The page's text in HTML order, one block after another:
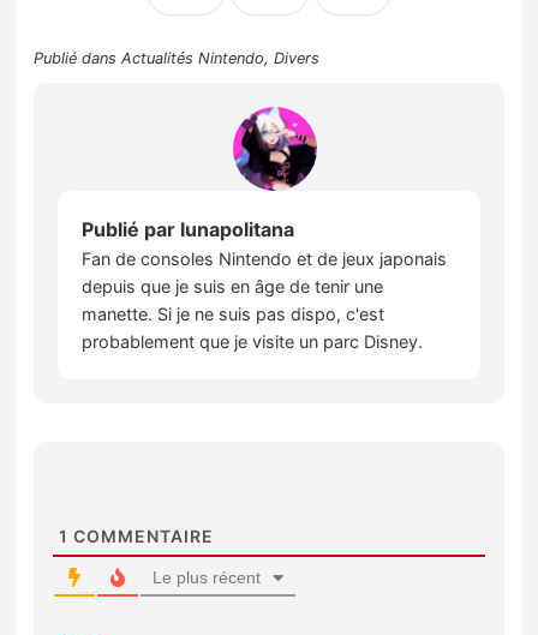
Publié dansActualités Nintendo,Divers
Publié par lunapolitana
Fan de consoles Nintendo et de jeux japonais
depuis que je suis en âge de tenir une
manette. Si je ne suis pas dispo, c'est
probablement que je visite un parc Disney.
1 COMMENTAIRE
Le plus récent